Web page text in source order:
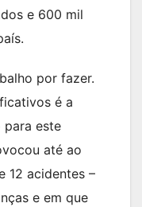
e 600 mil
por fazer.
é a
para este
até ao
12 acidentes –
e em que